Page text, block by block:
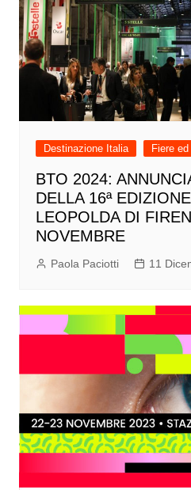
Destinazione Italia Fiere
BTO 2024:
DELLA 16ª
LEOPOLDA DI
NOVEMBRE
Paola Paciotti 11